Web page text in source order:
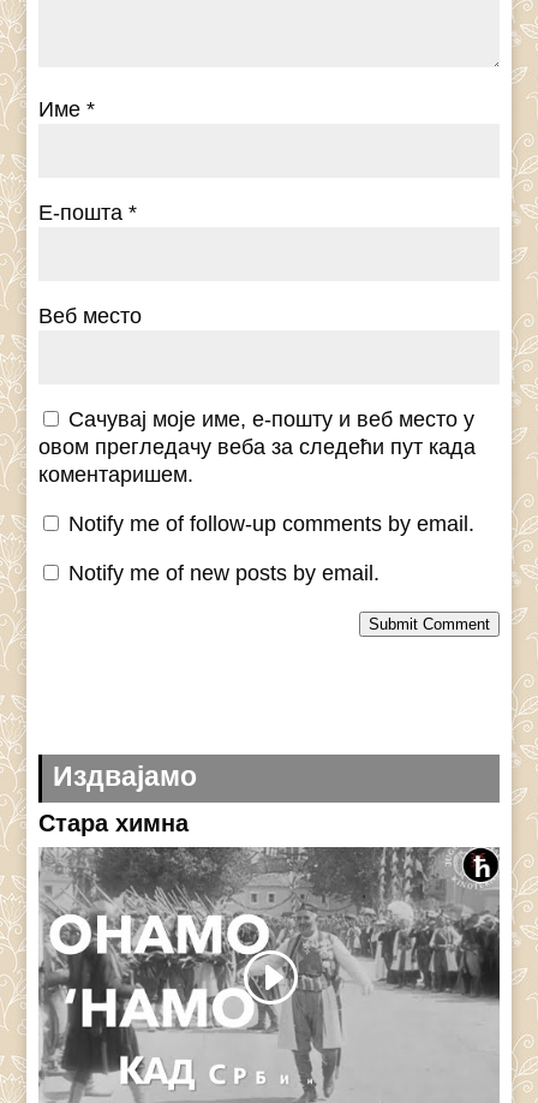
Име*
Е-пошта*
Веб место
Сачувај моје име, е-пошту и веб место у
овом прегледачу веба за следећи пут када
коментаришем.
Notify me of follow-up comments by email.
Notify me of new posts by email.
Submit Comment
Издвајамо
Стара химна